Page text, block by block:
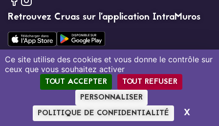
Ce site utilise des cookies et vous donne le contrôle sur
ceux que vous souhaitez activer
TOUT ACCEPTER
TOUT REFUSER
PERSONNALISER
POLITIQUE DE CONFIDENTIALITÉ
X
Retrouvez Cruas sur l’application IntraMuros
Mentions légalesPolitique de confidentialitéPlan du site
Création par Tout Simplement Digital